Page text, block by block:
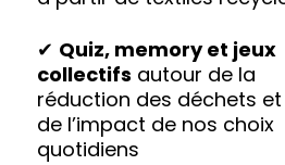
✔ Quiz, memory et jeux
collectifs autour de la
réduction des déchets et
de l’impact de nos choix
quotidiens